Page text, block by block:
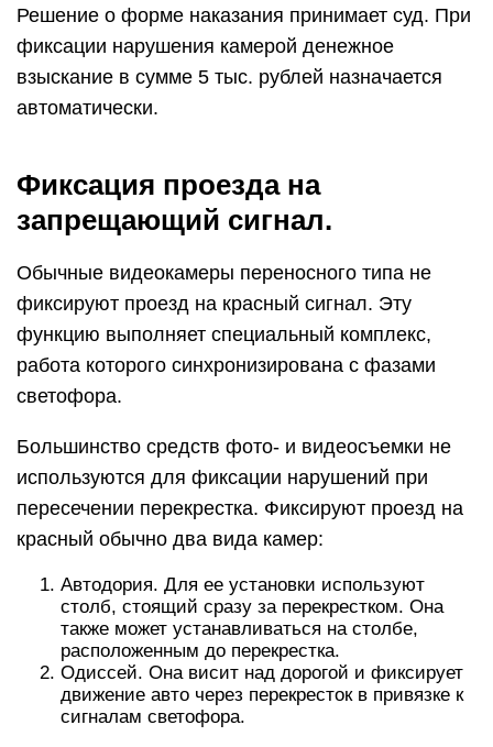
Решение о форме наказания принимает суд. При
фиксации нарушения камерой денежное
взыскание в сумме 5 тыс. рублей назначается
автоматически.
Фиксация проезда на
запрещающий сигнал.
Обычные видеокамеры переносного типа не
фиксируют проезд на красный сигнал. Эту
функцию выполняет специальный комплекс,
работа которого синхронизирована с фазами
светофора.
Большинство средств фото- и видеосъемки не
используются для фиксации нарушений при
пересечении перекрестка. Фиксируют проезд на
красный обычно два вида камер:
Автодория. Для ее установки используют
столб, стоящий сразу за перекрестком. Она
также может устанавливаться на столбе,
расположенным до перекрестка.
Одиссей. Она висит над дорогой и фиксирует
движение авто через перекресток в привязке к
сигналам светофора.